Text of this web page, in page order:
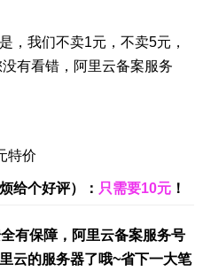
，我们不卖1元，不卖5元，
有看错，阿里云备案服务
特价
给个好评）： 只需要10元 ！
有保障，阿里云备案服务号
云的服务器了哦~省下一大笔